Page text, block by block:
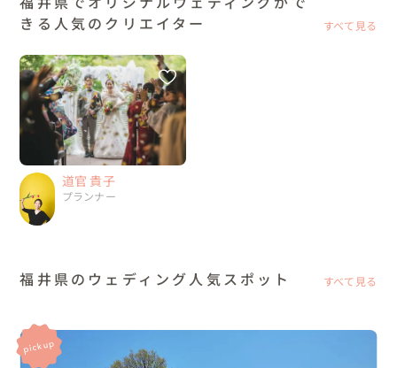
きる人気のクリエイター
すべて見る
道官 貴子
プランナー
福井県のウェディング人気スポット すべて見る